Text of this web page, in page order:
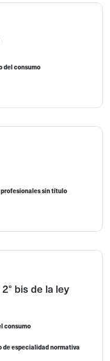
del consumo
profesionales sin título
bis de la ley
consumo
de especialidad normativa